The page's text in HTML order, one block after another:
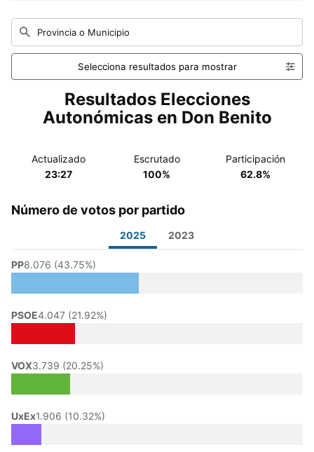
Provincia o Municipio
Selecciona resultados para mostrar
Resultados Elecciones
Autonómicas en Don Benito
Actualizado
23:27
Escrutado
100%
Participación
62.8%
Número de votos por partido
2025 2023
PP8.076 (43.75%)
PSOE4.047 (21.92%)
VOX3.739 (20.25%)
UxEx1.906 (10.32%)